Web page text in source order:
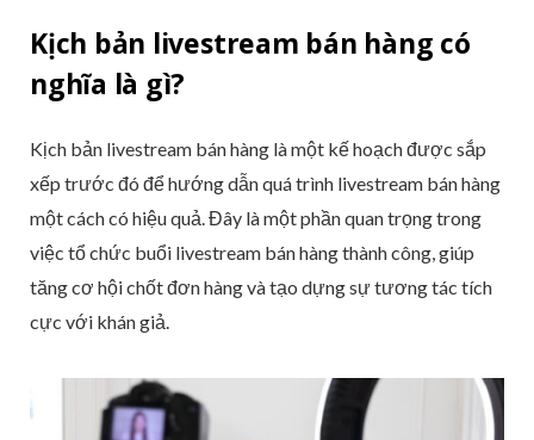
Kịch bản livestream bán hàng có
nghĩa là gì?
Kịch bản livestream bán hàng là một kế hoạch được sắp
xếp trước đó để hướng dẫn quá trình livestream bán hàng
một cách có hiệu quả. Đây là một phần quan trọng trong
việc tổ chức buổi livestream bán hàng thành công, giúp
tăng cơ hội chốt đơn hàng và tạo dựng sự tương tác tích
cực với khán giả.